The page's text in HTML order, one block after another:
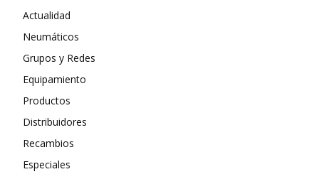
Actualidad
Neumáticos
Grupos y Redes
Equipamiento
Productos
Distribuidores
Recambios
Especiales